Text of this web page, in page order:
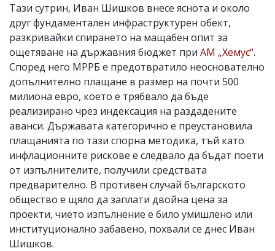
Тази сутрин, Иван Шишков внесе яснота и около
друг фундаментален инфраструктурен обект,
разкривайки спирането на мащабен опит за
ощетяване на държавния бюджет при АМ „Хемус“.
Според него МРРБ е предотвратило неоснователно
допълнително плащане в размер на почти 500
милиона евро, което е трябвало да бъде
реализирано чрез индексация на раздадените
аванси. Държавата категорично е преустановила
плащанията по тази спорна методика, тъй като
инфлационните рискове е следвало да бъдат поети
от изпълнителите, получили средствата
предварително. В противен случай българското
общество е щяло да заплати двойна цена за
проекти, чието изпълнение е било умишлено или
институционално забавено, похвали се днес Иван
Шишков.